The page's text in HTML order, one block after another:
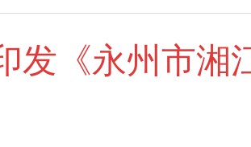
发《永州市湘